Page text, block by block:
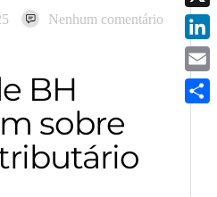
Nenhum comentário
BH
sobre
X